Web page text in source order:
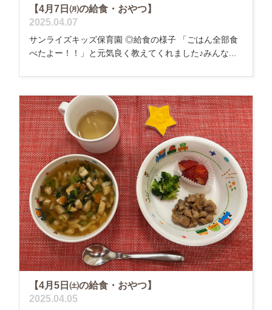
【4月7日㈪の給食・おやつ】
2025.04.07
サンライズキッズ保育園 ◎給食の様子 「ごはん全部食
べたよー！！」と元気良く教えてくれました♪みんな...
【4月5日㈯の給食・おやつ】
2025.04.05